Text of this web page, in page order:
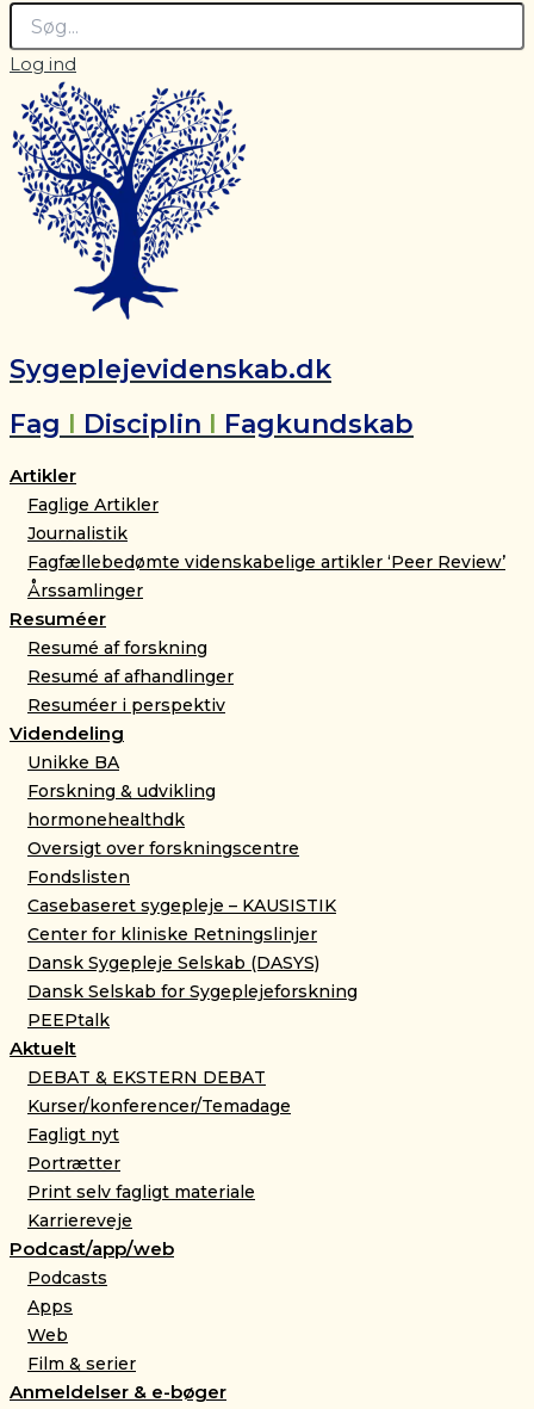
Log ind
Sygeplejevidenskab.dk
Fag I Disciplin I Fagkundskab
Artikler
Faglige Artikler
Journalistik
Fagfællebedømte videnskabelige artikler ‘Peer Review’
Årssamlinger
Resuméer
Resumé af forskning
Resumé af afhandlinger
Resuméer i perspektiv
Videndeling
Unikke BA
Forskning & udvikling
hormonehealthdk
Oversigt over forskningscentre
Fondslisten
Casebaseret sygepleje – KAUSISTIK
Center for kliniske Retningslinjer
Dansk Sygepleje Selskab (DASYS)
Dansk Selskab for Sygeplejeforskning
PEEPtalk
Aktuelt
DEBAT & EKSTERN DEBAT
Kurser/konferencer/Temadage
Fagligt nyt
Portrætter
Print selv fagligt materiale
Karriereveje
Podcast/app/web
Podcasts
Apps
Web
Film & serier
Anmeldelser & e-bøger